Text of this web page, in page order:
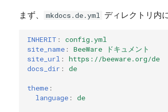
まず、 mkdocs.de.yml ディレクトリ内
INHERIT :
config.yml
site_name:
BeeWare ドキュメント
site_url :
https://beeware.org/de
docs_dir : de
theme:
language: de